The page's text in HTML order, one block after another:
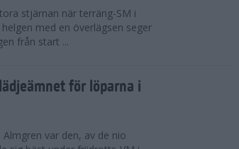
stjärnan när terräng-SM i
med en överlägsen seger
från start ...
för löparna i
var den, av de nio